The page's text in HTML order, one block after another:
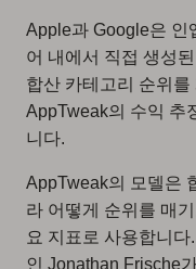
Apple과 Google은 인
어 내에서 직접 생성
합산 카테고리 순위
AppTweak의 수익 추
니다.
AppTweak의 모델은
라 어떻게 순위를 매
요 지표로 사용합니
인 Jonathan Frische